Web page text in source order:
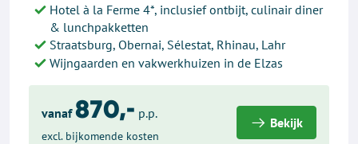
Hotel à la Ferme 4*, inclusief ontbijt, culinair diner
& lunchpakketten
Straatsburg, Obernai, Sélestat, Rhinau, Lahr
Wijngaarden en vakwerkhuizen in de Elzas
vanaf 870,- p.p.
excl. bijkomende kosten
Bekijk